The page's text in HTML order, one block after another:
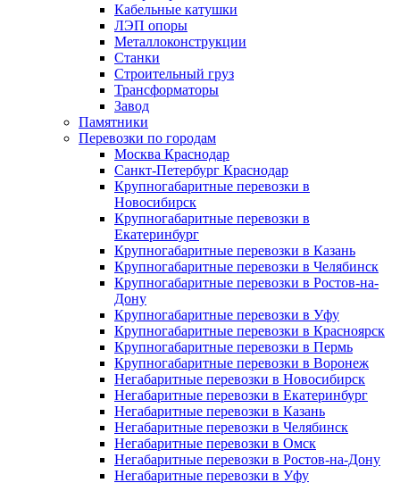
Кабельные катушки
ЛЭП опоры
Металлоконструкции
Станки
Строительный груз
Трансформаторы
Завод
Памятники
Перевозки по городам
Москва Краснодар
Санкт-Петербург Краснодар
Крупногабаритные перевозки в
Новосибирск
Крупногабаритные перевозки в
Екатеринбург
Крупногабаритные перевозки в Казань
Крупногабаритные перевозки в Челябинск
Крупногабаритные перевозки в Ростов-на-
Дону
Крупногабаритные перевозки в Уфу
Крупногабаритные перевозки в Красноярск
Крупногабаритные перевозки в Пермь
Крупногабаритные перевозки в Воронеж
Негабаритные перевозки в Новосибирск
Негабаритные перевозки в Екатеринбург
Негабаритные перевозки в Казань
Негабаритные перевозки в Челябинск
Негабаритные перевозки в Омск
Негабаритные перевозки в Ростов-на-Дону
Негабаритные перевозки в Уфу